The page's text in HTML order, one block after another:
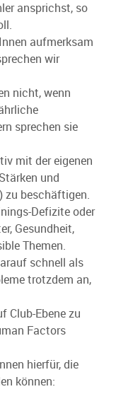
ansprichst, so
aufmerksam
wir
nicht, wenn
sprechen sie
mit der eigenen
und
zu beschäftigen.
Defizite oder
Gesundheit,
Themen.
schnell als
trotzdem an,
Club-Ebene zu
Factors
hierfür, die
können: